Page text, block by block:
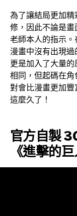
為了讓結局更加
修，因此不論是畫
老師本人的指示
漫畫中沒有出現過
更是加入了大量
相同，但起碼在
對會比漫畫更加
這麼久了！
官方自製
《進擊的